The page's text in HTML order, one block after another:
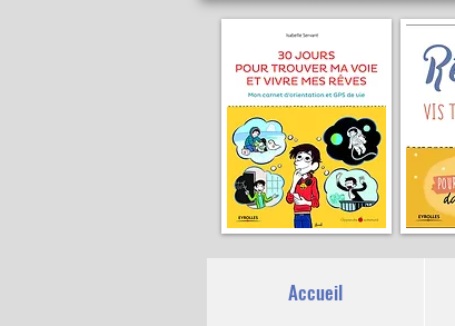
Accueil